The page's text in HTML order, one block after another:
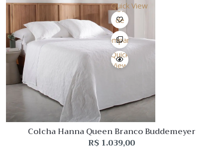
Quick View
Lista
de
Desejo
Comparar
Quick
View
Colcha Hanna Queen Branco Buddemeyer
R$ 1.039,00